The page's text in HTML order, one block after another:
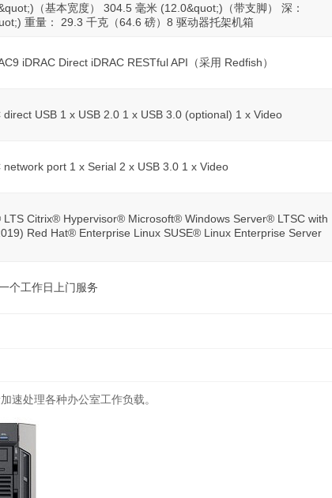
（基本宽度） 304.5 毫米 (12.0&quot;)（带支脚） 深：
重量： 29.3 千克（64.6 磅）8 驱动器托架机箱
iDRAC Direct iDRAC RESTful API（采用 Redfish）
direct USB 1 x USB 2.0 1 x USB 3.0 (optional) 1 x Video
network port 1 x Serial 2 x USB 3.0 1 x Video
Citrix® Hypervisor® Microsoft® Windows Server® LTSC with
Red Hat® Enterprise Linux SUSE® Linux Enterprise Server
个工作日上门服务
速处理各种办公室工作负载。